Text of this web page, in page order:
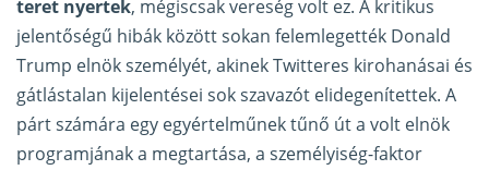
teret nyertek, mégiscsak vereség volt ez. A kritikus
jelentőségű hibák között sokan felemlegették Donald
Trump elnök személyét, akinek Twitteres kirohanásai és
gátlástalan kijelentései sok szavazót elidegenítettek. A
párt számára egy egyértelműnek tűnő út a volt elnök
programjának a megtartása, a személyiség-faktor